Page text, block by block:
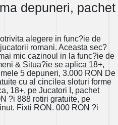
depuneri, pachet
alegere in func?ie de
romani. Aceasta sec?
mic cazinoul in la func?ie de
& Situa?ie se aplica 18+,
5 depuneri, 3.000 RON De
cu al cincilea sloturi forme
18+, pe Jucatori I, pachet
?i 888 rotiri gratuite, pe
Fixti RON. 000 RON ?i